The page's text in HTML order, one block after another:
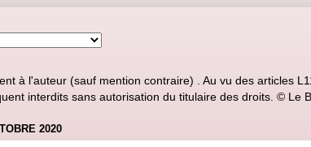
à l'auteur (sauf mention contraire) . Au vu des articles
interdits sans autorisation du titulaire des droits. © Le
2020